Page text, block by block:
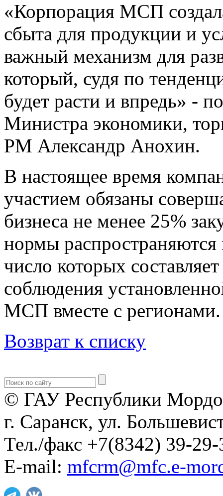
«Корпорация МСП
сбыта для продукции и
важный механизм для
который, судя по
будет расти и впредь» -
Министра экономики,
РМ Александр Анохин.
В настоящее время
участием обязаны
бизнеса не менее 25%
нормы
число которых
соблюдения
МСП вместе с регионами.
Возврат к списку
© ГАУ Республики
г. Саранск, ул.
Тел./факс +7(8342) 39-29-
E-mail: mfcrm@mfc.e-